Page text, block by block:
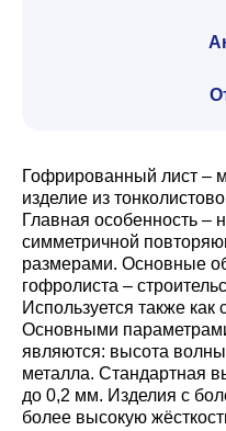
Гофрированный лист –
изделие из
Главная особенность –
симметричной
размерами. Основные
гофролиста –
Используется также как
Основными
являются: высота
металла. Стандартная
до 0,2 мм. Изделия с
более высокую